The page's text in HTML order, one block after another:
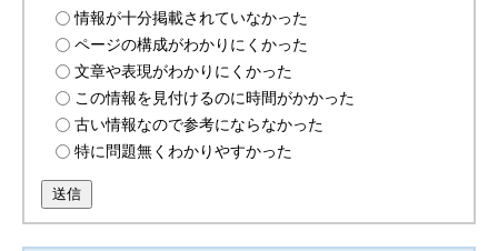
情報が十分掲載されていなかった
ページの構成がわかりにくかった
文章や表現がわかりにくかった
この情報を見付けるのに時間がかかった
古い情報なので参考にならなかった
特に問題無くわかりやすかった
送信